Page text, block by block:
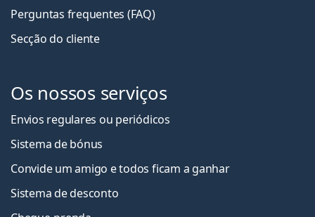
Perguntas frequentes (FAQ)
Secção do cliente
Os nossos serviços
Envios regulares ou periódicos
Sistema de bónus
Convide um amigo e todos ficam a ganhar
Sistema de desconto